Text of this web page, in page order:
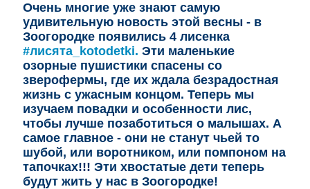
Очень многие уже знают самую
удивительную новость этой весны - в
Зоогородке появились 4 лисенка
#лисята_kotodetki. Эти маленькие
озорные пушистики спасены со
зверофермы, где их ждала безрадостная
жизнь с ужасным концом. Теперь мы
изучаем повадки и особенности лис,
чтобы лучше позаботиться о малышах. А
самое главное - они не станут чьей то
шубой, или воротником, или помпоном на
тапочках!!! Эти хвостатые дети теперь
будут жить у нас в Зоогородке!